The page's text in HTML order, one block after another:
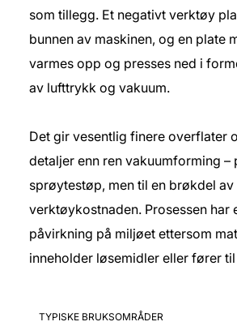
som tillegg. Et negativt verktøy
bunnen av maskinen, og en plate
varmes opp og presses ned i
av lufttrykk og vakuum.
Det gir vesentlig finere overflater
detaljer enn ren vakuumforming –
sprøytestøp, men til en brøkdel av
verktøykostnaden. Prosessen har
påvirkning på miljøet ettersom
inneholder løsemidler eller fører
TYPISKE BRUKSOMRÅDER